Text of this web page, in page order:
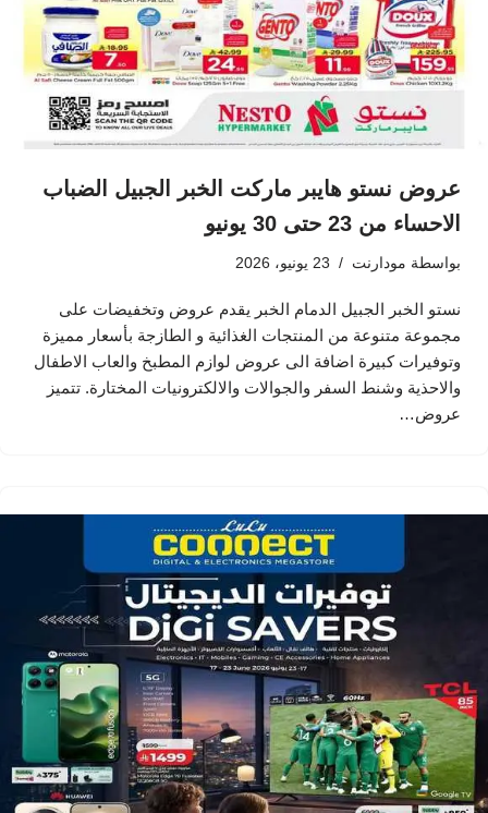
عروض نستو هايبر ماركت الخبر الجبيل الضباب
الاحساء من 23 حتى 30 يونيو
بواسطة مودارنت 23 يونيو، 2026
نستو الخبر الجبيل الدمام الخبر يقدم عروض وتخفيضات على
مجموعة متنوعة من المنتجات الغذائية و الطازجة بأسعار مميزة
وتوفيرات كبيرة اضافة الى عروض لوازم المطبخ والعاب الاطفال
والاحذية وشنط السفر والجوالات والالكترونيات المختارة. تتميز
عروض…